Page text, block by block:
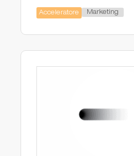
Acceleratore Marketing